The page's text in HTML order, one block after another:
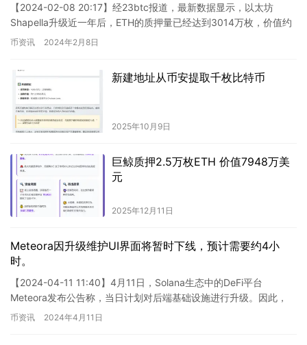
【2024-02-08 20:17】经23btc报道，最新数据显示，以太坊
Shapella升级近一年后，ETH的质押量已经达到3014万枚，价值约
730亿美元。质押的ETH数量超过…
币资讯 2024年2月8日
新建地址从币安提取千枚比特币
2025年10月9日
巨鲸质押2.5万枚ETH 价值7948万美
元
2025年12月11日
Meteora因升级维护UI界面将暂时下线，预计需要约4小
时。
【2024-04-11 11:40】4月11日，Solana生态中的DeFi平台
Meteora发布公告称，当日计划对后端基础设施进行升级。因此，
Meteora的用户界面预计会在下午…
币资讯 2024年4月11日